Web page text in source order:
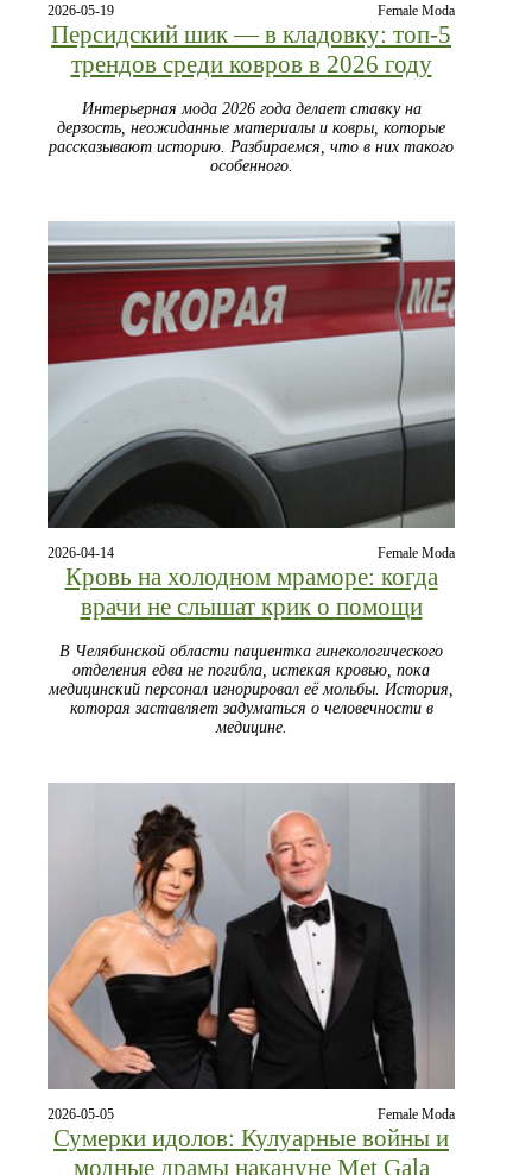
2026-05-19 Female Moda
Персидский шик — в кладовку: топ-5
трендов среди ковров в 2026 году
Интерьерная мода 2026 года делает ставку на
дерзость, неожиданные материалы и ковры, которые
рассказывают историю. Разбираемся, что в них такого
особенного.
2026-04-14 Female Moda
Кровь на холодном мраморе: когда
врачи не слышат крик о помощи
В Челябинской области пациентка гинекологического
отделения едва не погибла, истекая кровью, пока
медицинский персонал игнорировал её мольбы. История,
которая заставляет задуматься о человечности в
медицине.
2026-05-05 Female Moda
Сумерки идолов: Кулуарные войны и
модные драмы накануне Met Gala